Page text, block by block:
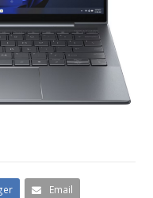
Email